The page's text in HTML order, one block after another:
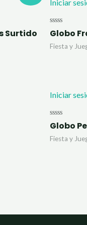
Surtido
Iniciar
Valorado
con
0
de
Globo
Fiesta y
Iniciar
Valorado
con
0
de
Globo
Fiesta y